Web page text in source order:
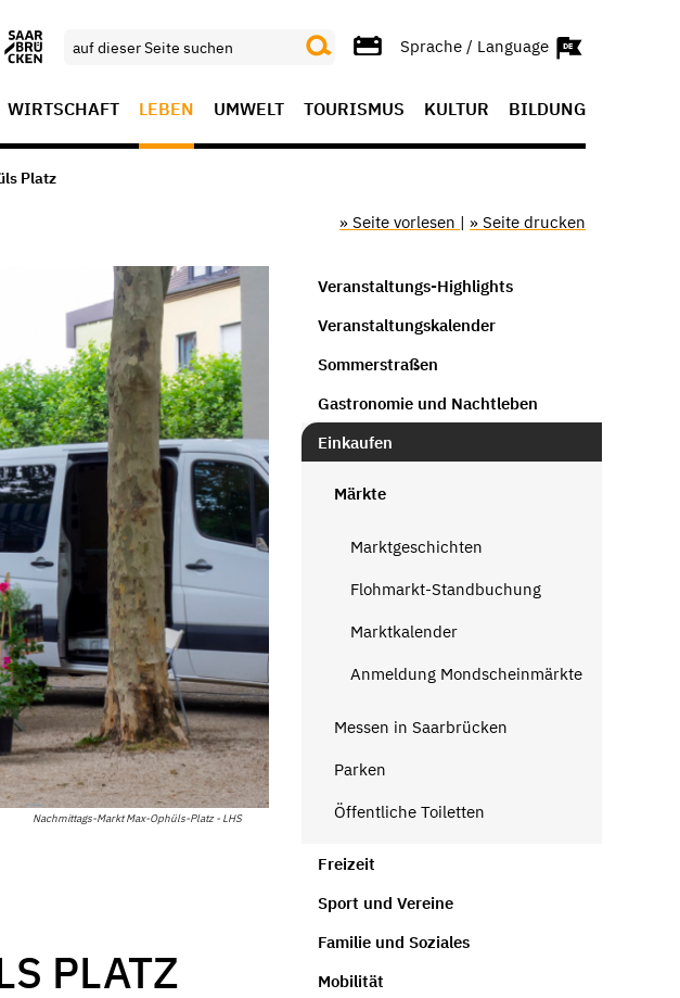
Sprache / Language
WIRTSCHAFT LEBEN UMWELT TOURISMUS KULTUR BILDUNG
Platz
» Seite vorlesen | » Seite drucken
Nachmittags-Markt Max-Ophüls-Platz - LHS
PLATZ
Veranstaltungs-Highlights
Veranstaltungskalender
Sommerstraßen
Gastronomie und Nachtleben
Einkaufen
Märkte
Marktgeschichten
Flohmarkt-Standbuchung
Marktkalender
Anmeldung Mondscheinmärkte
Messen in Saarbrücken
Parken
Öffentliche Toiletten
Freizeit
Sport und Vereine
Familie und Soziales
Mobilität